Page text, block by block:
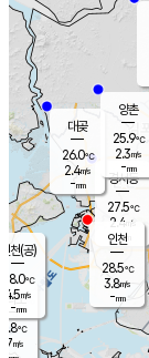
의도
℃
m/s
경서동
27.5℃
2.4 m/s
-mm
대곶
26.0℃
2.4m/s
-mm
양촌
25.9℃
2.3m/s
-mm
인천(공)
28.0℃
4.5m/s
-mm
인천
28.5℃
3.8m/s
-mm